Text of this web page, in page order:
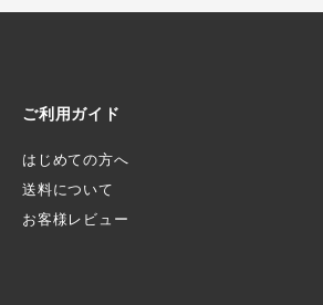
ご利用ガイド
はじめての方へ
送料について
お客様レビュー